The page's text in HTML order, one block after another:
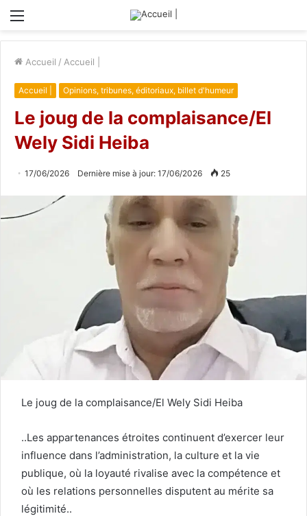
Menu
Accueil / Accueil |
Accueil | Opinions, tribunes, éditoriaux, billet d'humeur
Le joug de la complaisance/El
Wely Sidi Heiba
17/06/2026 Dernière mise à jour: 17/06/2026 25
Le joug de la complaisance/El Wely Sidi Heiba
..Les appartenances étroites continuent d’exercer leur
influence dans l’administration, la culture et la vie
publique, où la loyauté rivalise avec la compétence et
où les relations personnelles disputent au mérite sa
légitimité..